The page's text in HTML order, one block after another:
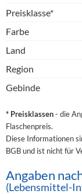
Preisklasse*
Farbe
Land
Region
Gebinde
* Preisklassen- die
Flaschenpreis.
Diese Informationen
BGB und ist nicht für
Angaben
(Lebensmittel-